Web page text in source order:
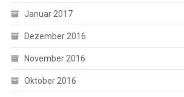
Januar 2017
Dezember 2016
November 2016
Oktober 2016